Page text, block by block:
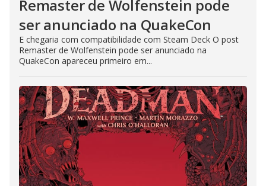
Remaster de Wolfenstein pode
ser anunciado na QuakeCon
E chegaria com compatibilidade com Steam Deck O post
Remaster de Wolfenstein pode ser anunciado na
QuakeCon apareceu primeiro em...